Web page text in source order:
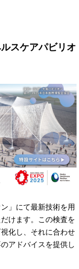
スケアパビリオ
」にて最新技術を用
けます。この検査を
化し、それに合わせ
アドバイスを提供し